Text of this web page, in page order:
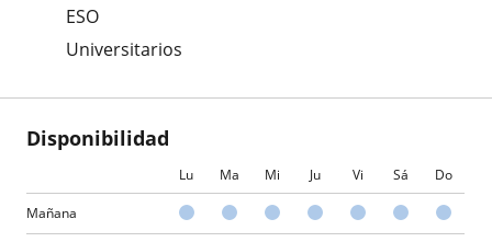
ESO
Universitarios
Disponibilidad
Lu Ma Mi Ju Vi Sá Do
Mañana